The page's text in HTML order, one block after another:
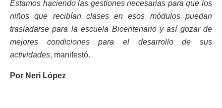
Estamos haciendo las gestiones necesarias para que los
niños que recibían clases en esos módulos puedan
trasladarse para la escuela Bicentenario y así gozar de
mejores condiciones para el desarrollo de sus
actividades, manifestó.
Por Neri López